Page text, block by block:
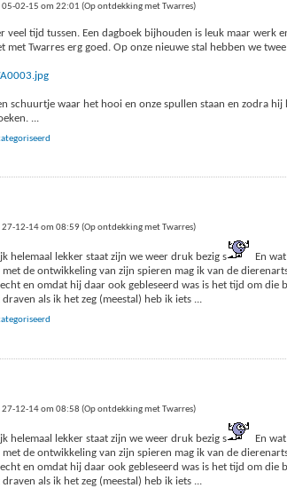
05-02-15 om 22:01 (Op ontdekking met Twarres)
veel tijd tussen. Een dagboek bijhouden is leuk maar werk
met Twarres erg goed. Op onze nieuwe stal hebben we
schuurtje waar het hooi en onze spullen staan en zodra
27-12-14 om 08:59 (Op ontdekking met Twarres)
helemaal lekker staat zijn we weer druk bezig s
En
de ontwikkeling van zijn spieren mag ik van de
en omdat hij daar ook gebleseerd was is het tijd om
als ik het zeg (meestal) heb ik iets ...
27-12-14 om 08:58 (Op ontdekking met Twarres)
helemaal lekker staat zijn we weer druk bezig s
En
de ontwikkeling van zijn spieren mag ik van de
en omdat hij daar ook gebleseerd was is het tijd om
als ik het zeg (meestal) heb ik iets